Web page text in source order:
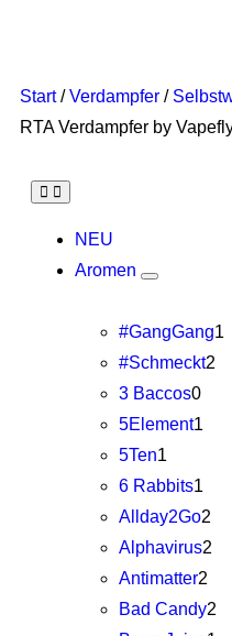
Start/Verdampfer /
RTA Verdampfer by
NEU
Aromen
#GangGang1
#Schmeckt2
3 Baccos0
5Element1
5Ten1
6 Rabbits1
Allday2Go2
Alphavirus2
Antimatter2
Bad Candy2